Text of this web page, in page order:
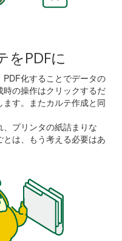
PDFに
化することでデータの
時の操作はクリックするだ
す。またカルテ作成と同
プリンタの紙詰まりな
は、もう考える必要はあ